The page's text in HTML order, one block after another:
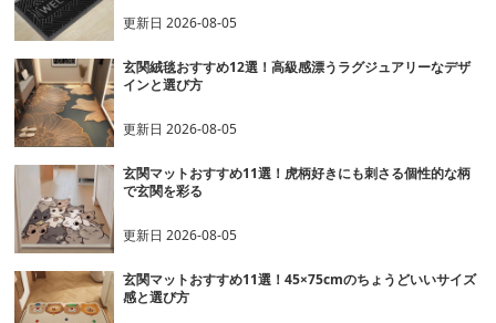
更新日2026-08-05
玄関絨毯おすすめ12選！高級感漂うラグジュアリーなデザ
インと選び方
更新日2026-08-05
玄関マットおすすめ11選！虎柄好きにも刺さる個性的な柄
で玄関を彩る
更新日2026-08-05
玄関マットおすすめ11選！45×75cmのちょうどいいサイズ
感と選び方